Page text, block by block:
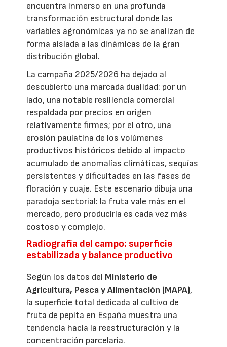
encuentra inmerso en una profunda
transformación estructural donde las
variables agronómicas ya no se analizan de
forma aislada a las dinámicas de la gran
distribución global.
La campaña 2025/2026 ha dejado al
descubierto una marcada dualidad: por un
lado, una notable resiliencia comercial
respaldada por precios en origen
relativamente firmes; por el otro, una
erosión paulatina de los volúmenes
productivos históricos debido al impacto
acumulado de anomalías climáticas, sequías
persistentes y dificultades en las fases de
floración y cuaje. Este escenario dibuja una
paradoja sectorial: la fruta vale más en el
mercado, pero producirla es cada vez más
costoso y complejo.
Radiografía del campo: superficie
estabilizada y balance productivo
Según los datos del Ministerio de
Agricultura, Pesca y Alimentación (MAPA),
la superficie total dedicada al cultivo de
fruta de pepita en España muestra una
tendencia hacia la reestructuración y la
concentración parcelaria.